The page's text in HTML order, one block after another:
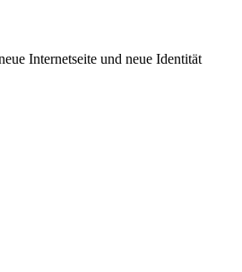
Internetseite und neue Identität